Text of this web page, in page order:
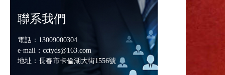
聯系我們
電話：13009000304
e-mail：cctyds@163.com
地址：長春市卡倫湖大街1556號